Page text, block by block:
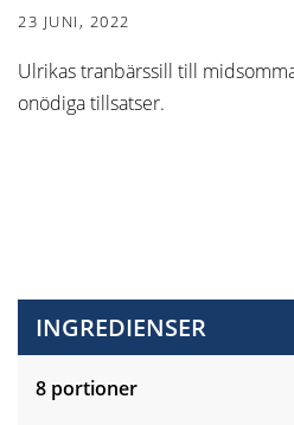
23 JUNI, 2022
Ulrikas tranbärssill till
onödiga tillsatser.
INGREDIENSER
8 portioner